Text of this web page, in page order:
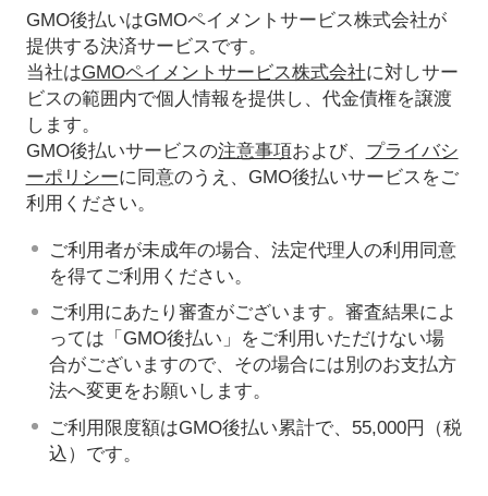
GMO後払いはGMOペイメントサービス株式会社が
提供する決済サービスです。
当社はGMOペイメントサービス株式会社に対しサー
ビスの範囲内で個人情報を提供し、代金債権を譲渡
します。
GMO後払いサービスの注意事項および、 プライバシ
ーポリシーに同意のうえ、GMO後払いサービスをご
利用ください。
ご利用者が未成年の場合、法定代理人の利用同意
を得てご利用ください。
ご利用にあたり審査がございます。審査結果によ
っては「GMO後払い」をご利用いただけない場
合がございますので、その場合には別のお支払方
法へ変更をお願いします。
ご利用限度額はGMO後払い累計で、55,000円（税
込）です。